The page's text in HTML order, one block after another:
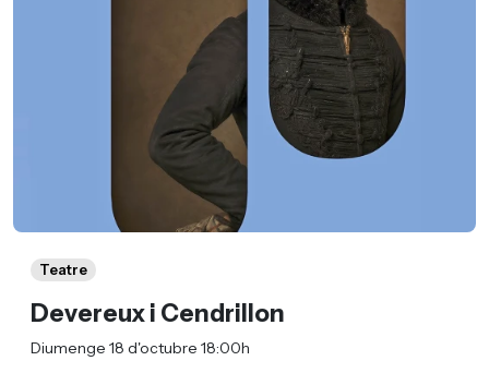
Teatre
Devereux i Cendrillon
Diumenge 18 d'octubre 18:00h